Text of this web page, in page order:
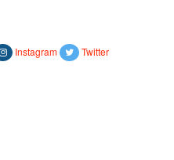
Instagram Twitter